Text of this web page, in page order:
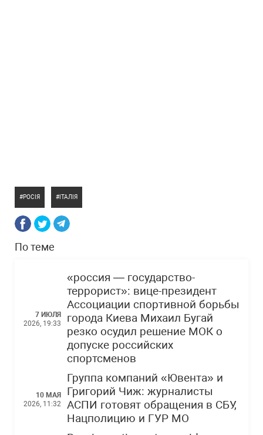
РОСІЯ ІТАЛІЯ
По теме
7 ИЮЛЯ
2026, 19:33
«россия — государство-
террорист»: вице-президент
Ассоциации спортивной борьбы
города Киева Михаил Бугай
резко осудил решение МОК о
допуске российских
спортсменов
10 МАЯ
2026, 11:32
Группа компаний «Ювента» и
Григорий Чиж: журналисты
АСПИ готовят обращения в СБУ,
Нацполицию и ГУР МО